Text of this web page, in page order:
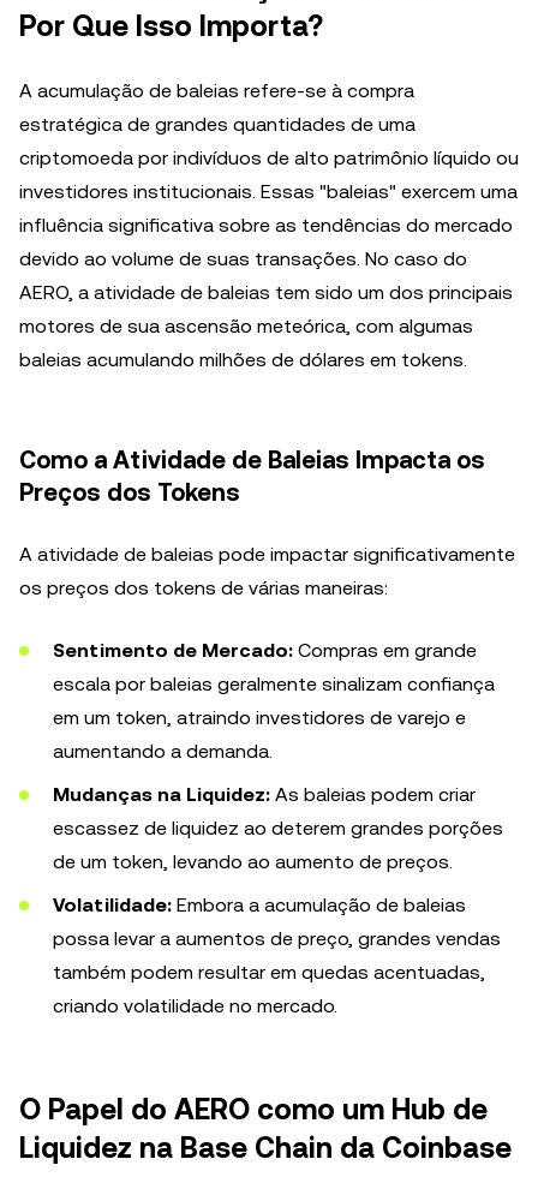
Por Que Isso Importa?
A acumulação de baleias refere-se à compra
estratégica de grandes quantidades de uma
criptomoeda por indivíduos de alto patrimônio líquido ou
investidores institucionais. Essas "baleias" exercem uma
influência significativa sobre as tendências do mercado
devido ao volume de suas transações. No caso do
AERO, a atividade de baleias tem sido um dos principais
motores de sua ascensão meteórica, com algumas
baleias acumulando milhões de dólares em tokens.
Como a Atividade de Baleias Impacta os
Preços dos Tokens
A atividade de baleias pode impactar significativamente
os preços dos tokens de várias maneiras:
Sentimento de Mercado: Compras em grande
escala por baleias geralmente sinalizam confiança
em um token, atraindo investidores de varejo e
aumentando a demanda.
Mudanças na Liquidez: As baleias podem criar
escassez de liquidez ao deterem grandes porções
de um token, levando ao aumento de preços.
Volatilidade: Embora a acumulação de baleias
possa levar a aumentos de preço, grandes vendas
também podem resultar em quedas acentuadas,
criando volatilidade no mercado.
O Papel do AERO como um Hub de
Liquidez na Base Chain da Coinbase